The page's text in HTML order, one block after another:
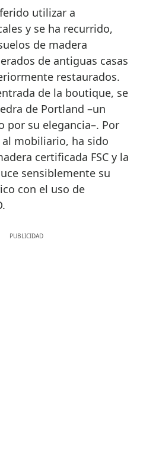
utilizar a
y se ha recurrido,
de madera
de antiguas casas
restaurados.
de la boutique, se
de Portland –un
por su elegancia–. Por
mobiliario, ha sido
certificada FSC y la
sensiblemente su
con el uso de